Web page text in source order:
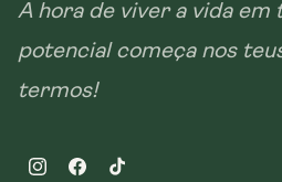
A hora de viver a vida em
potencial começa nos
termos!
InstagramFacebookTikTok